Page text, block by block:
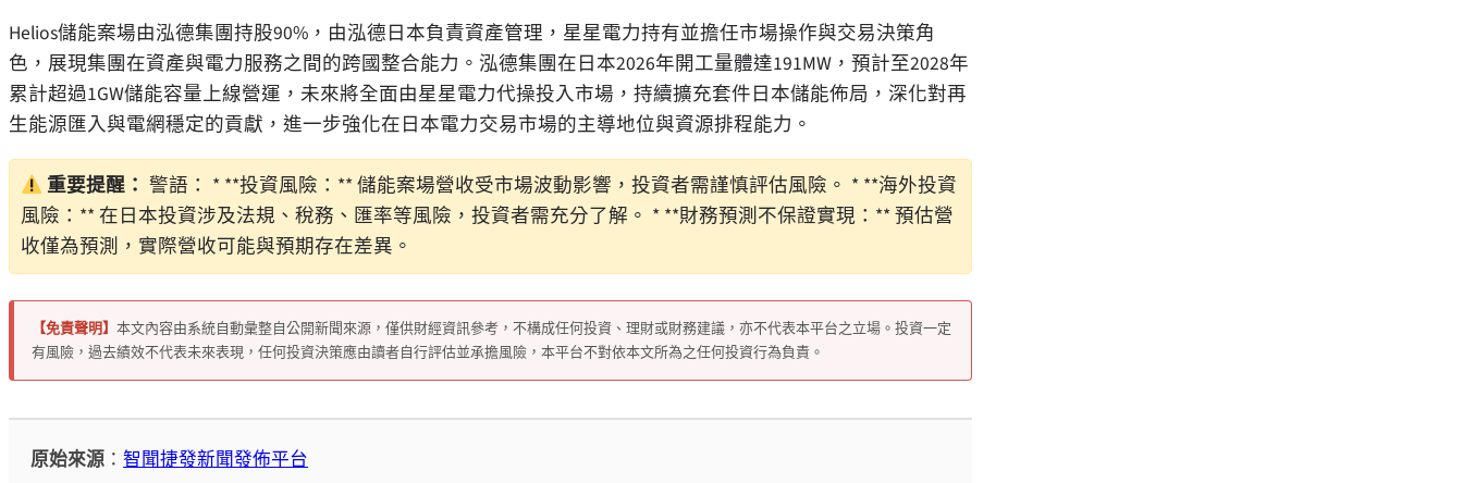
Helios儲能案場由泓德集團持股90%，由泓德日本負責資產管理，星星電力持有並擔任市場操作與交易決策角
色，展現集團在資產與電力服務之間的跨國整合能力。泓德集團在日本2026年開工量體達191MW，預計至2028年
累計超過1GW儲能容量上線營運，未來將全面由星星電力代操投入市場，持續擴充套件日本儲能佈局，深化對再
生能源匯入與電網穩定的貢獻，進一步強化在日本電力交易市場的主導地位與資源排程能力。
重要提醒： 警語： * **投資風險：** 儲能案場營收受市場波動影響，投資者需謹慎評估風險。 * **海外投資
風險：** 在日本投資涉及法規、稅務、匯率等風險，投資者需充分了解。 * **財務預測不保證實現：** 預估營
收僅為預測，實際營收可能與預期存在差異。
【免責聲明】 本文內容由系統自動彙整自公開新聞來源，僅供財經資訊參考，不構成任何投資、理財或財務建議，亦不代表本平台之立場。投資一定
有風險，過去績效不代表未來表現，任何投資決策應由讀者自行評估並承擔風險，本平台不對依本文所為之任何投資行為負責。
原始來源 ：智聞捷發新聞發佈平台